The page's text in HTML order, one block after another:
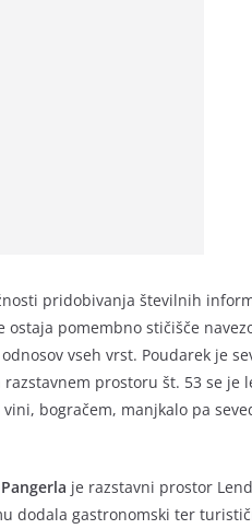
pridobivanja številnih
pomembno stičišče
vseh vrst. Poudarek je
prostoru št. 53 se je
bogračem, manjkalo pa
je razstavni prostor
dodala gastronomski ter